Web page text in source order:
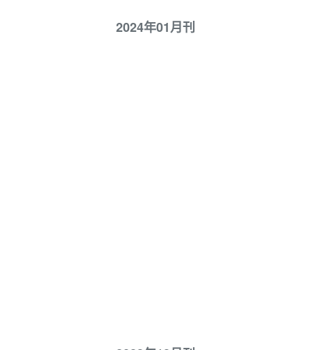
2024年01月刊